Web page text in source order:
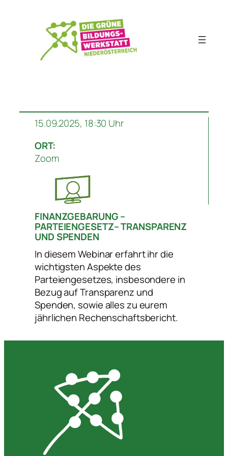
15.09.2025, 18:30 Uhr
ORT:
Zoom
FINANZGEBARUNG –
PARTEIENGESETZ– TRANSPARENZ
UND SPENDEN
In diesem Webinar erfahrt ihr die
wichtigsten Aspekte des
Parteiengesetzes, insbesondere in
Bezug auf Transparenz und
Spenden, sowie alles zu eurem
jährlichen Rechenschaftsbericht.